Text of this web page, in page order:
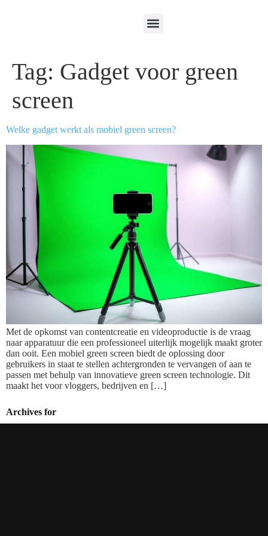
Tag: Gadget voor green
screen
Welke gadget werkt als mobiel green screen?
Met de opkomst van contentcreatie en videoproductie is de vraag
naar apparatuur die een professioneel uiterlijk mogelijk maakt groter
dan ooit. Een mobiel green screen biedt de oplossing door
gebruikers in staat te stellen achtergronden te vervangen of aan te
passen met behulp van innovatieve green screen technologie. Dit
maakt het voor vloggers, bedrijven en […]
Archives for